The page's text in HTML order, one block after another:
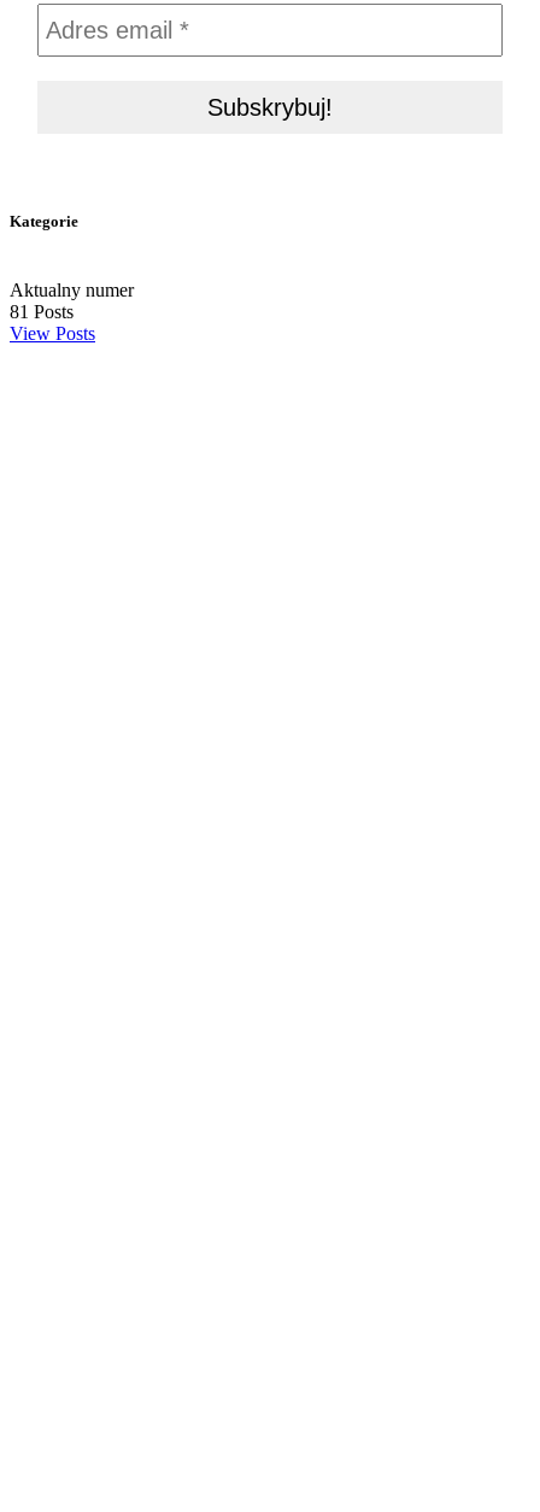
Kategorie
Aktualny numer
81 Posts
View Posts